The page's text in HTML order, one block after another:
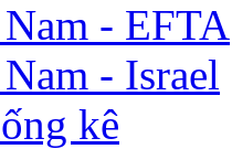
- EFTA
- Israel
kê